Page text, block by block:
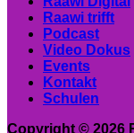
Raawi trifft
Podcast
Video Dokus
Events
Kontakt
Schulen
Copyright © 2026